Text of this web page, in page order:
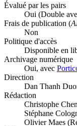
Évalué par les pairs
Oui (Double
Frais de publication (
Non
Politique d'accès
Disponible en
Archivage numérique
Oui, avec
Direction
Dan Thanh
Rédaction
Christophe
Stéphane
Olivier Maes